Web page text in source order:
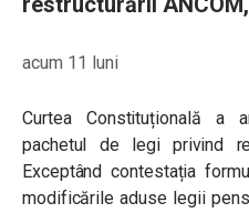
acum 11 luni
Curtea Constituțională a
pachetul de legi privind
Exceptând contestația
modificările aduse legii